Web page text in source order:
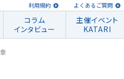
利用規約 よくあるご質問
コラム
インタビュー
主催イベント
KATARI